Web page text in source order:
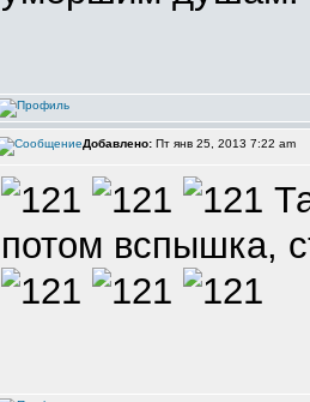
Добавлено: Пт янв 25, 2013 7:22 am
потом вспышка,